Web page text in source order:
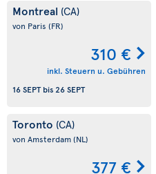
Montreal (CA)
von Paris (FR)
310 €
inkl. Steuern u. Gebühren
16 SEPTbis26 SEPT
Toronto (CA)
von Amsterdam(NL)
377 €